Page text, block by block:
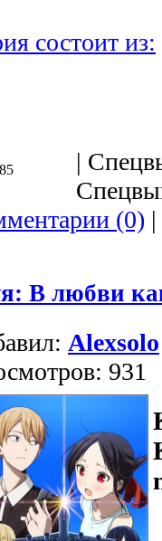
состоит из:
85
|
(0) |
В любви
Alexsolo
931